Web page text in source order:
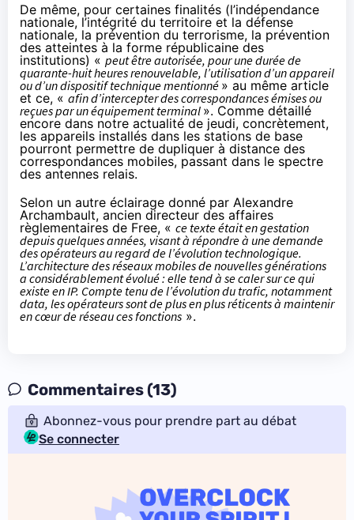
De même, pour certaines finalités (l’indépendance
nationale, l’intégrité du territoire et la défense
nationale, la prévention du terrorisme, la prévention
des atteintes à la forme républicaine des
institutions) « peut être autorisée, pour une durée de
quarante-huit heures renouvelable, l’utilisation d’un appareil
ou d’un dispositif technique mentionné » au même article
et ce, « afin d’intercepter des correspondances émises ou
reçues par un équipement terminal ». Comme détaillé
encore dans notre actualité de jeudi, concrètement,
les appareils installés dans les stations de base
pourront permettre de dupliquer à distance des
correspondances mobiles, passant dans le spectre
des antennes relais.
Selon un autre éclairage donné par Alexandre
Archambault, ancien directeur des affaires
règlementaires de Free, « ce texte était en gestation
depuis quelques années, visant à répondre à une demande
des opérateurs au regard de l’évolution technologique.
L’architecture des réseaux mobiles de nouvelles générations
a considérablement évolué : elle tend à se caler sur ce qui
existe en IP. Compte tenu de l’évolution du trafic, notamment
data, les opérateurs sont de plus en plus réticents à maintenir
en cœur de réseau ces fonctions ».
Commentaires (13)
Abonnez-vous pour prendre part au débat
Se connecter